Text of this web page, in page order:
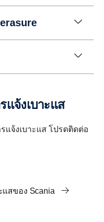
แจ้งเบาะแส
จ้งเบาะแส โปรดติดต่อ
แสของ Scania